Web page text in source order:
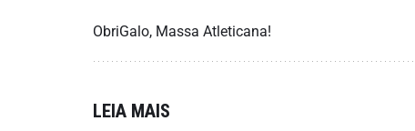
ObriGalo, Massa Atleticana!
LEIA MAIS